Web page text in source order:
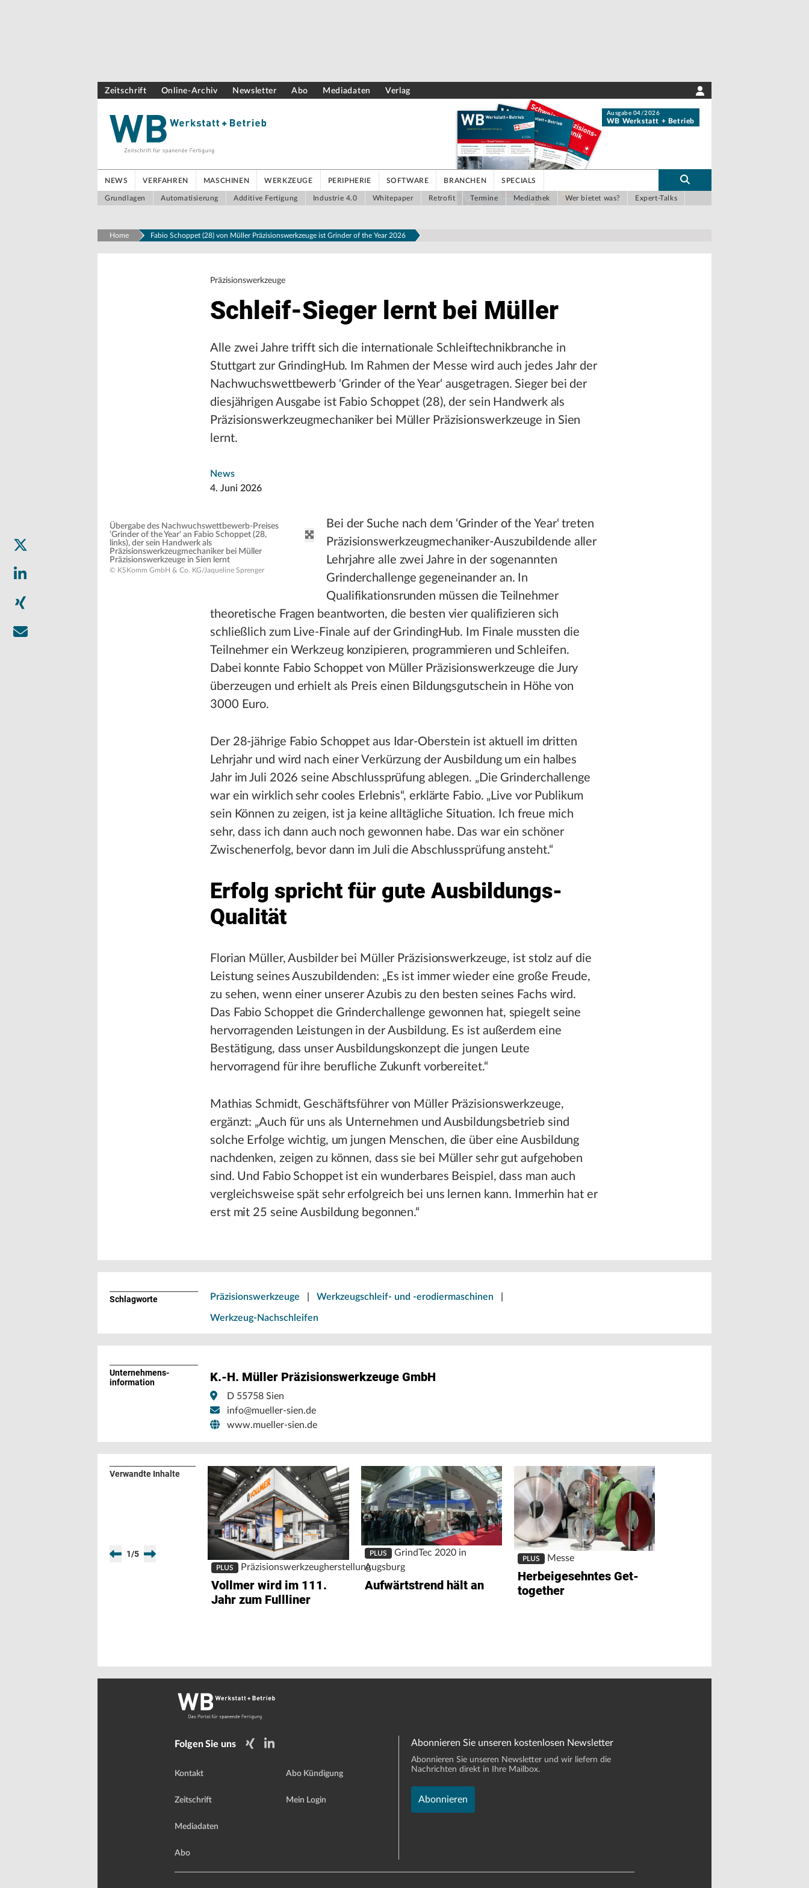
Zeitschrift Online-Archiv Newsletter Abo Mediadaten Verlag
Ausgabe 04/2026
WB Werkstatt + Betrieb
NEWS VERFAHREN MASCHINEN WERKZEUGE PERIPHERIE SOFTWARE BRANCHEN SPECIALS
Grundlagen Automatisierung Additive Fertigung Industrie 4.0 Whitepaper Retrofit Termine Mediathek Wer bietet was? Expert-Talks
Home Fabio Schoppet (28) von Müller Präzisionswerkzeuge ist Grinder of the Year 2026
Präzisionswerkzeuge
Schleif-Sieger lernt bei Müller
Alle zwei Jahre trifft sich die internationale Schleiftechnikbranche in
Stuttgart zur GrindingHub. Im Rahmen der Messe wird auch jedes Jahr der
Nachwuchswettbewerb ‘Grinder of the Year‘ ausgetragen. Sieger bei der
diesjährigen Ausgabe ist Fabio Schoppet (28), der sein Handwerk als
Präzisionswerkzeugmechaniker bei Müller Präzisionswerkzeuge in Sien
lernt.
News
4. Juni 2026
Übergabe des Nachwuchswettbewerb-Preises
‘Grinder of the Year‘ an Fabio Schoppet (28,
links), der sein Handwerk als
Präzisionswerkzeugmechaniker bei Müller
Präzisionswerkzeuge in Sien lernt
© KSKomm GmbH & Co. KG/Jaqueline Sprenger
Bei der Suche nach dem ‘Grinder of the Year‘ treten
Präzisionswerkzeugmechaniker-Auszubildende aller
Lehrjahre alle zwei Jahre in der sogenannten
Grinderchallenge gegeneinander an. In
Qualifikationsrunden müssen die Teilnehmer
theoretische Fragen beantworten, die besten vier qualifizieren sich
schließlich zum Live-Finale auf der GrindingHub. Im Finale mussten die
Teilnehmer ein Werkzeug konzipieren, programmieren und Schleifen.
Dabei konnte Fabio Schoppet von Müller Präzisionswerkzeuge die Jury
überzeugen und erhielt als Preis einen Bildungsgutschein in Höhe von
3000 Euro.
Der 28-jährige Fabio Schoppet aus Idar-Oberstein ist aktuell im dritten
Lehrjahr und wird nach einer Verkürzung der Ausbildung um ein halbes
Jahr im Juli 2026 seine Abschlussprüfung ablegen. „Die Grinderchallenge
war ein wirklich sehr cooles Erlebnis“, erklärte Fabio. „Live vor Publikum
sein Können zu zeigen, ist ja keine alltägliche Situation. Ich freue mich
sehr, dass ich dann auch noch gewonnen habe. Das war ein schöner
Zwischenerfolg, bevor dann im Juli die Abschlussprüfung ansteht.“
Erfolg spricht für gute Ausbildungs-
Qualität
Florian Müller, Ausbilder bei Müller Präzisionswerkzeuge, ist stolz auf die
Leistung seines Auszubildenden: „Es ist immer wieder eine große Freude,
zu sehen, wenn einer unserer Azubis zu den besten seines Fachs wird.
Das Fabio Schoppet die Grinderchallenge gewonnen hat, spiegelt seine
hervorragenden Leistungen in der Ausbildung. Es ist außerdem eine
Bestätigung, dass unser Ausbildungskonzept die jungen Leute
hervorragend für ihre berufliche Zukunft vorbereitet.“
Mathias Schmidt, Geschäftsführer von Müller Präzisionswerkzeuge,
ergänzt: „Auch für uns als Unternehmen und Ausbildungsbetrieb sind
solche Erfolge wichtig, um jungen Menschen, die über eine Ausbildung
nachdenken, zeigen zu können, dass sie bei Müller sehr gut aufgehoben
sind. Und Fabio Schoppet ist ein wunderbares Beispiel, dass man auch
vergleichsweise spät sehr erfolgreich bei uns lernen kann. Immerhin hat er
erst mit 25 seine Ausbildung begonnen.“
Schlagworte Präzisionswerkzeuge Werkzeugschleif- und -erodiermaschinen
Werkzeug-Nachschleifen
Unternehmens­
information
K.-H. Müller Präzisionswerkzeuge GmbH
D 55758 Sien
info@mueller-sien.de
www.mueller-sien.de
Verwandte Inhalte
1/5
PLUS Präzisionswerkzeugherstellung
Vollmer wird im 111.
Jahr zum Fullliner
PLUS
GrindTec 2020 in
Augsburg
Aufwärtstrend hält an
PLUS Messe
Herbeigesehntes Get-
together
Folgen Sie uns
Kontakt
Zeitschrift
Mediadaten
Abo
Abo Kündigung
Mein Login
Abonnieren Sie unseren kostenlosen Newsletter
Abonnieren Sie unseren Newsletter und wir liefern die
Nachrichten direkt in Ihre Mailbox.
Abonnieren